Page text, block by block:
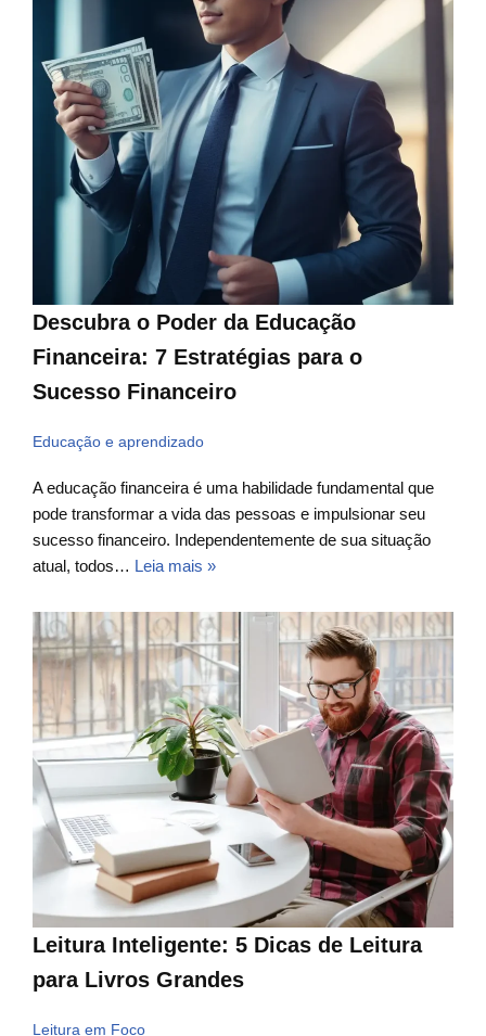
Descubra o Poder da Educação
Financeira: 7 Estratégias para o
Sucesso Financeiro
Educação e aprendizado
A educação financeira é uma habilidade fundamental que
pode transformar a vida das pessoas e impulsionar seu
sucesso financeiro. Independentemente de sua situação
atual, todos… Leia mais »
Leitura Inteligente: 5 Dicas de Leitura
para Livros Grandes
Leitura em Foco